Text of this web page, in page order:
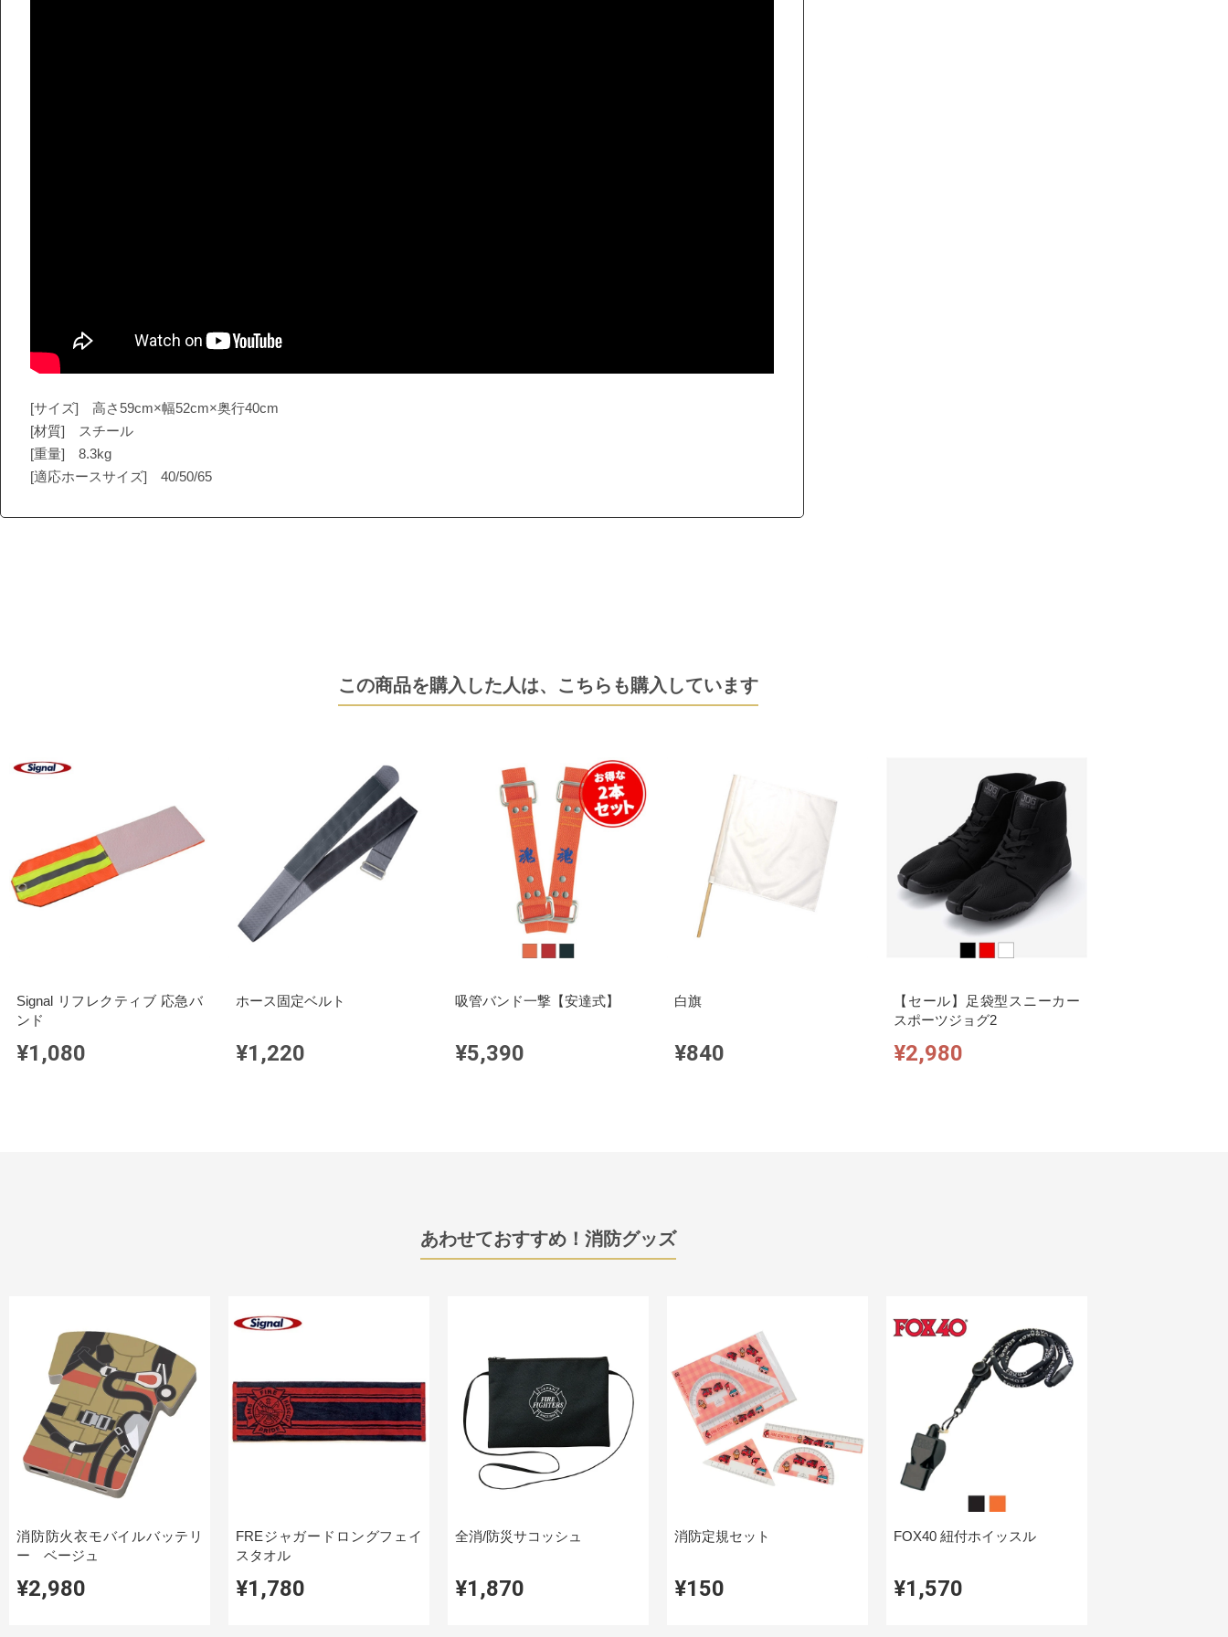
[サイズ] 高さ59cm×幅52cm×奥行40cm
[材質] スチール
[重量] 8.3kg
[適応ホースサイズ] 40/50/65
この商品を購入した人は、 こちらも購入しています
Signal リフレクティブ 応急バ
ンド
¥1,080
ホース固定ベルト
¥1,220
吸管バンド一撃【安達式】
¥5,390
白旗
¥840
【セール】足袋型スニーカー
スポーツジョグ2
¥2,980
あわせておすすめ！消防グッズ
消防防火衣モバイルバッテリ
ー ベージュ
¥2,980
FREジャガードロングフェイ
スタオル
¥1,780
全消/防災サコッシュ
¥1,870
消防定規セット
¥150
FOX40 紐付ホイッスル
¥1,570